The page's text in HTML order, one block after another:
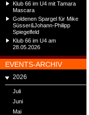
Klub 66 im U4 mit Tamara
Mascara
Goldenen Spargel für Mike
Süsser&Johann-Philipp
Spiegelfeld
Klub 66 im U4 am
28.05.2026
EVENTS-ARCHIV
2026
Juli
Juni
Mai